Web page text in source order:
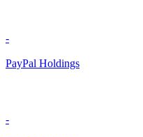
-
PayPal Holdings
-